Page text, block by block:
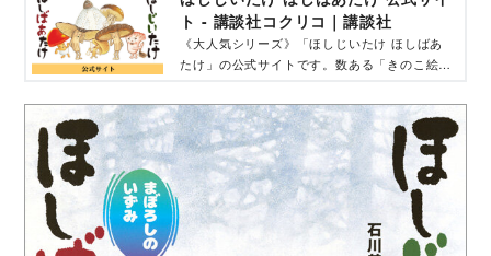
ト - 講談社コクリコ｜講談社
《大人気シリーズ》「ほしじいたけ ほしばあ
たけ」の公式サイトです。数ある「きのこ絵
公！ 長老きのこのほしじいたけとほじばあた
けが、仲間のきのこを助けるために体を張って
大活躍。そのパワーは、生のしいたけとは“ひ
と味”違う!? 2024年9月12日に、最新刊『ほ
しじいたけ ほしばあたけ まぼろしのいずみ』
が発売。